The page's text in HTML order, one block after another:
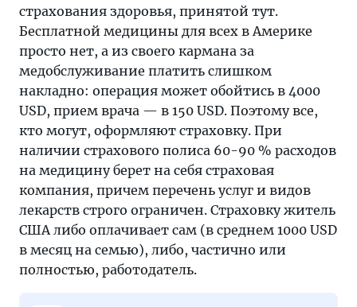
страхования здоровья, принятой тут.
Бесплатной медицины для всех в Америке
просто нет, а из своего кармана за
медобслуживание платить слишком
накладно: операция может обойтись в 4000
USD, прием врача — в 150 USD. Поэтому все,
кто могут, оформляют страховку. При
наличии страхового полиса 60-90 % расходов
на медицину берет на себя страховая
компания, причем перечень услуг и видов
лекарств строго ограничен. Страховку житель
США либо оплачивает сам (в среднем 1000 USD
в месяц на семью), либо, частично или
полностью, работодатель.